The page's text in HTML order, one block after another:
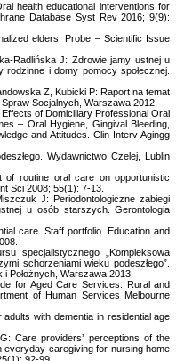
health educational interventions for
Database Syst Rev 2016; 9(9):
elders. Probe – Scientific Issue
Radlińska J: Zdrowie jamy ustnej u
i domy pomocy społecznej.
Z, Kubicki P: Raport na temat
Socjalnych, Warszawa 2012.
of Domiciliary Professional Oral
– Oral Hygiene, Gingival Bleeding,
and Attitudes. Clin Interv Agingg
Wydawnictwo Czelej, Lublin
routine oral care on opportunistic
Sci 2008; 55(1): 7-13.
J: Periodontologiczne zabiegi
u osób starszych. Gerontologia
care. Staff portfolio. Education and
specjalistycznego „Kompleksowa
schorzeniami wieku podeszłego”.
Położnych, Warszawa 2013.
for Aged Care Services. Rural and
of Human Services Melbourne
with dementia in residential age
Care providers’ perceptions of the
everyday caregiving for nursing home